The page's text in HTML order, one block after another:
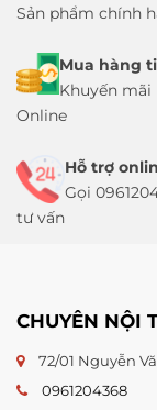
Sản phẩm chính
Mua hàng
Khuyến mãi
Online
Hỗ trợ
Gọi
tư vấn
CHUYÊN NỘI
72/01 Nguyễn
0961204368